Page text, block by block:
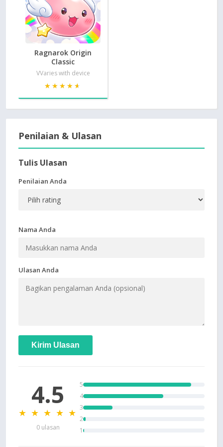
Ragnarok Origin
Classic
VVaries with device
★★★★★
★★★★★
Penilaian & Ulasan
Tulis Ulasan
Penilaian Anda
Nama Anda
Ulasan Anda
Kirim Ulasan
4.5
★ ★ ★ ★ ★
0 ulasan
5
4
3
2
1